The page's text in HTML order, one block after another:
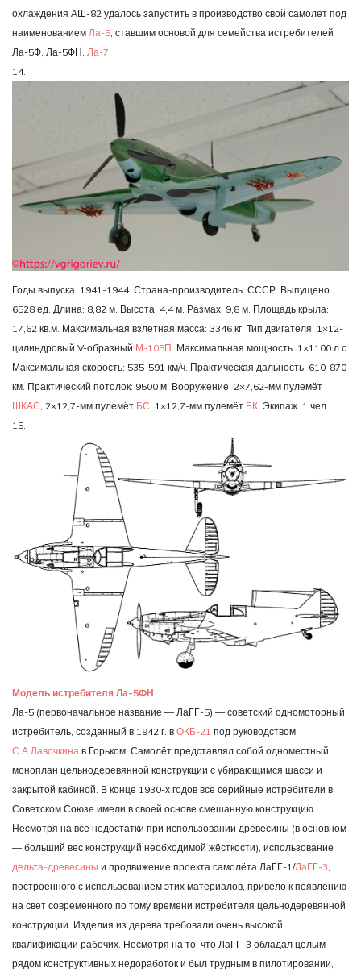
охлаждения АШ-82 удалось запустить в производство свой самолёт под
наименованием Ла-5, ставшим основой для семейства истребителей
Ла-5Ф, Ла-5ФН, Ла-7.
14.
Годы выпуска: 1941-1944. Страна-производитель: СССР. Выпущено:
6528 ед. Длина: 8,82 м. Высота: 4,4 м. Размах: 9,8 м. Площадь крыла:
17,62 кв.м. Максимальная взлетная масса: 3346 кг. Тип двигателя: 1×12-
цилиндровый V-образный М-105П. Максимальная мощность: 1×1100 л.с.
Максимальная скорость: 535-591 км/ч. Практическая дальность: 610-870
км. Практический потолок: 9500 м. Вооружение: 2×7,62-мм пулемёт
ШКАС, 2×12,7-мм пулемёт БС, 1×12,7-мм пулемёт БК. Экипаж: 1 чел.
15.
Модель истребителя Ла-5ФН
Ла-5 (первоначальное название — ЛаГГ-5) — советский одномоторный
истребитель, созданный в 1942 г. в ОКБ-21 под руководством
С.А.Лавочкина в Горьком. Самолёт представлял собой одноместный
моноплан цельнодеревянной конструкции с убирающимся шасси и
закрытой кабиной. В конце 1930-х годов все серийные истребители в
Советском Союзе имели в своей основе смешанную конструкцию.
Несмотря на все недостатки при использовании древесины (в основном
— больший вес конструкций необходимой жёсткости), использование
дельта-древесины и продвижение проекта самолёта ЛаГГ-1/ЛаГГ-3,
построенного с использованием этих материалов, привело к появлению
на свет современного по тому времени истребителя цельнодеревянной
конструкции. Изделия из дерева требовали очень высокой
квалификации рабочих. Несмотря на то, что ЛаГГ-3 обладал целым
рядом конструктивных недоработок и был трудным в пилотировании,